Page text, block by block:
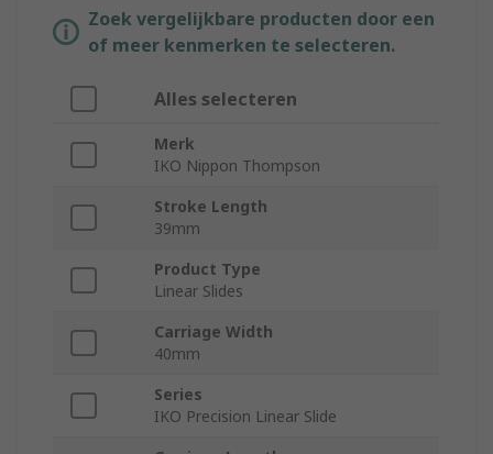
Zoek vergelijkbare producten door een
of meer kenmerken te selecteren.
Alles selecteren
Merk
IKO Nippon Thompson
Stroke Length
39mm
Product Type
Linear Slides
Carriage Width
40mm
Series
IKO Precision Linear Slide